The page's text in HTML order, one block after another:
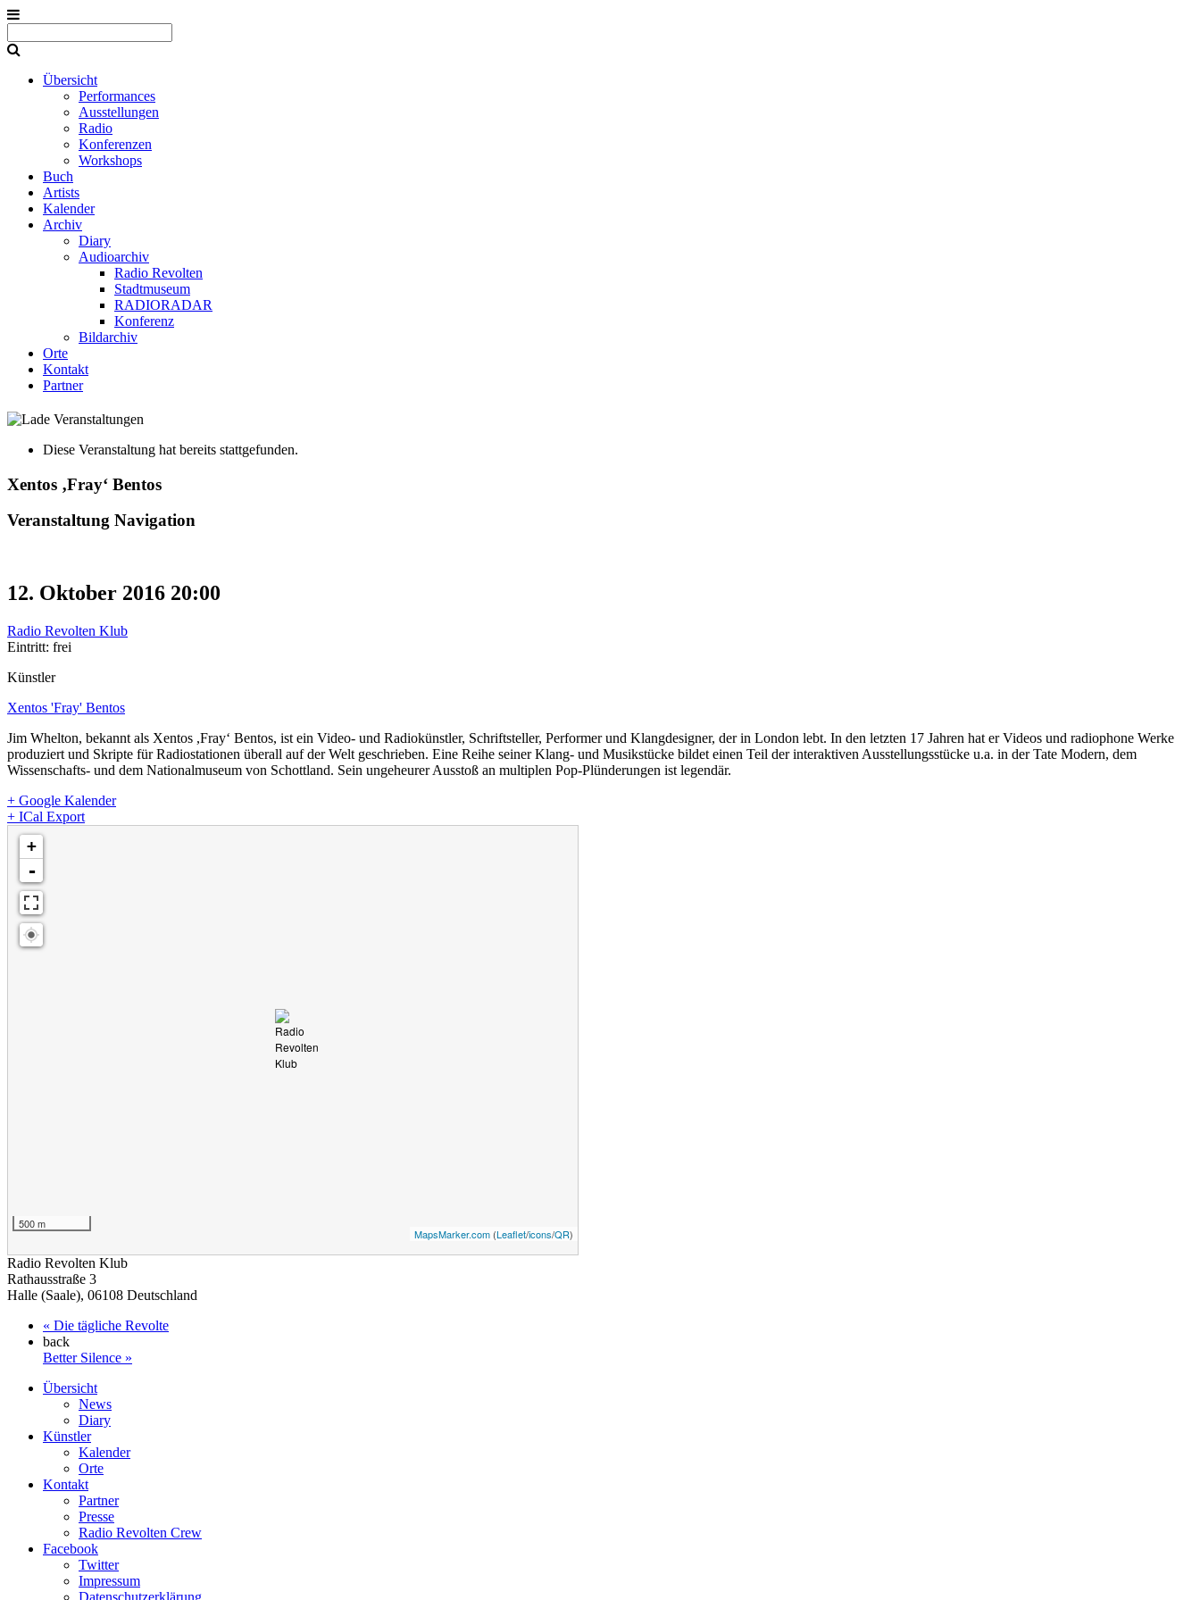
Übersicht
Performances
Ausstellungen
Radio
Konferenzen
Workshops
Buch
Artists
Kalender
Archiv
Diary
Audioarchiv
Radio Revolten
Stadtmuseum
RADIORADAR
Konferenz
Bildarchiv
Orte
Kontakt
Partner
Diese Veranstaltung hat bereits stattgefunden.
Xentos ‚Fray‘ Bentos
Veranstaltung Navigation
12. Oktober 2016 20:00
Radio Revolten Klub
Eintritt: frei
Künstler
Xentos 'Fray' Bentos
Jim Whelton, bekannt als Xentos ,Fray‘ Bentos, ist ein Video- und Radiokünstler, Schriftsteller, Performer und Klangdesigner, der in London lebt. In den letzten 17 Jahren hat er Videos und radiophone Werke
produziert und Skripte für Radiostationen überall auf der Welt geschrieben. Eine Reihe seiner Klang- und Musikstücke bildet einen Teil der interaktiven Ausstellungsstücke u.a. in der Tate Modern, dem
Wissenschafts- und dem Nationalmuseum von Schottland. Sein ungeheurer Ausstoß an multiplen Pop-Plünderungen ist legendär.
+ Google Kalender
+ ICal Export
Karte wird geladen - bitte warten...
+
-
500 m
MapsMarker.com (Leaflet/icons/QR)
Radio Revolten Klub
Rathausstraße 3
Halle (Saale), 06108 Deutschland
« Die tägliche Revolte
back
Better Silence »
Übersicht
News
Diary
Künstler
Kalender
Orte
Kontakt
Partner
Presse
Radio Revolten Crew
Facebook
Twitter
Impressum
Datenschutzerklärung